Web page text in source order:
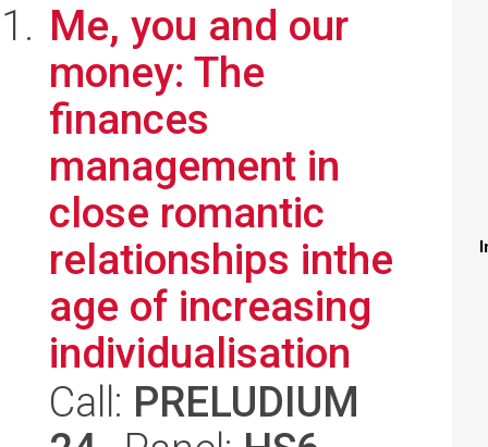
Me, you and our
money: The
finances
management in
close romantic
relationships inthe
age of increasing
individualisation
Call: PRELUDIUM